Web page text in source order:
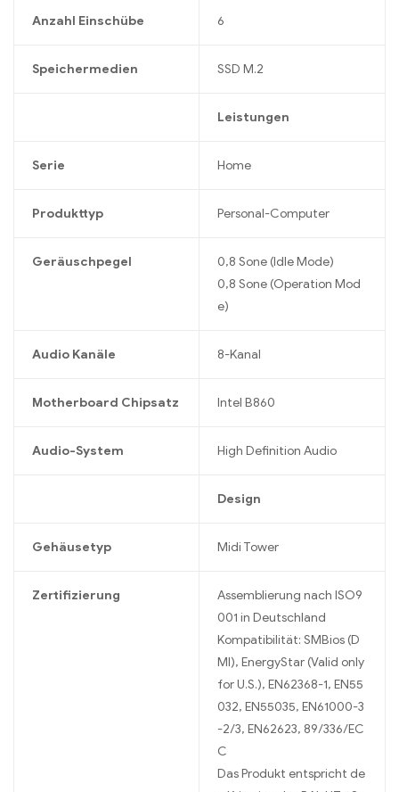
Anzahl Einschübe 6
Speichermedien SSD M.2
Leistungen
Serie Home
Produkttyp Personal-Computer
Geräuschpegel
0,8 Sone (Idle Mode)
0,8 Sone (Operation Mod
e)
Audio Kanäle 8-Kanal
Motherboard Chipsatz Intel B860
Audio-System High Definition Audio
Design
Gehäusetyp Midi Tower
Zertifizierung
Assemblierung nach ISO9
001 in Deutschland
Kompatibilität: SMBios (D
MI), EnergyStar (Valid only
for U.S.), EN62368-1, EN55
032, EN55035, EN61000-3
-2/3, EN62623, 89/336/EC
C
Das Produkt entspricht de